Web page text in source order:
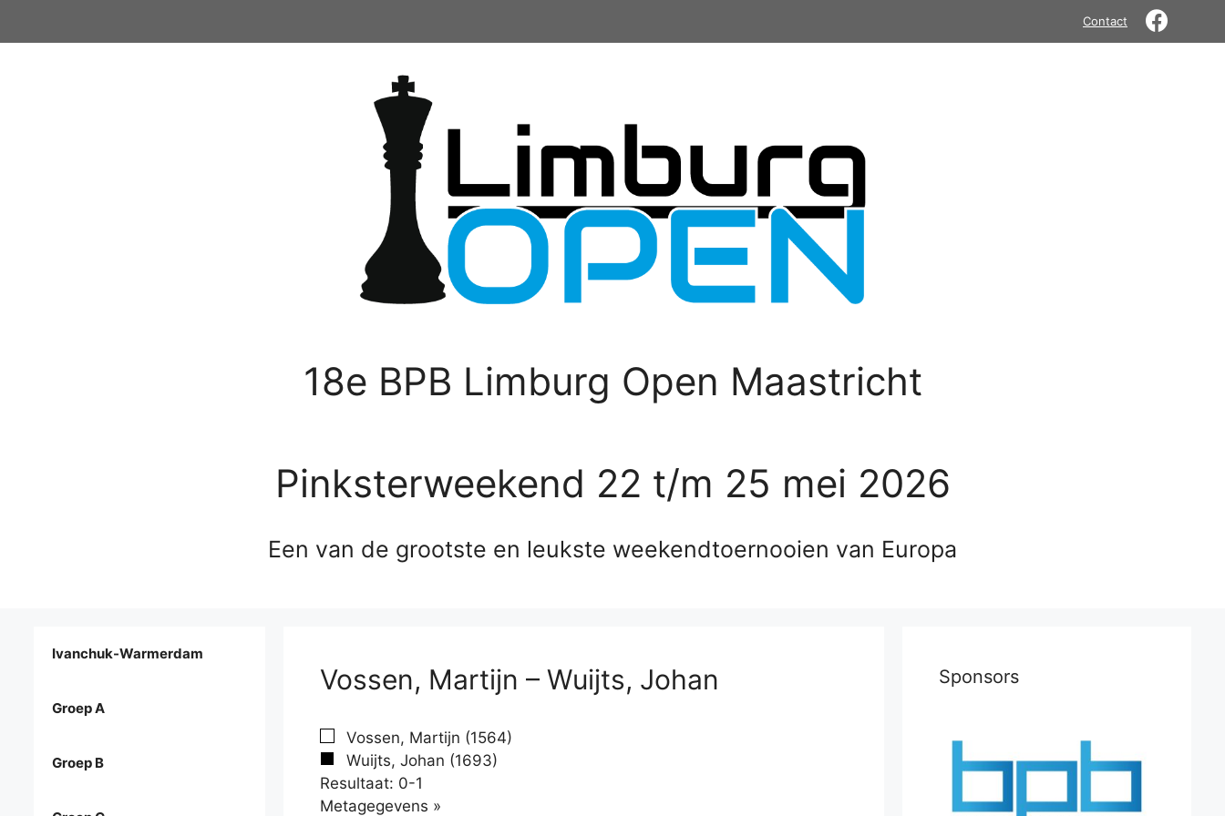
Contact
18e BPB Limburg Open Maastricht
Pinksterweekend 22 t/m 25 mei 2026
Een van de grootste en leukste weekendtoernooien van Europa
Vossen, Martijn – Wuijts, Johan
Vossen, Martijn (1564)
Wuijts, Johan (1693)
Resultaat: 0-1
Metagegevens »
Ivanchuk-Warmerdam
Groep A
Groep B
Sponsors